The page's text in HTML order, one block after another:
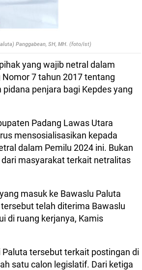
Panggabean, SH, MH. (foto/ist)
yang wajib netral dalam
7 tahun 2017 tentang
penjara bagi Kepdes yang
Padang Lawas Utara
mensosialisasikan kepada
dalam Pemilu 2024 ini. Bukan
masyarakat terkait netralitas
masuk ke Bawaslu Paluta
telah diterima Bawaslu
di ruang kerjanya, Kamis
tersebut terkait postingan di
satu calon legislatif. Dari ketiga